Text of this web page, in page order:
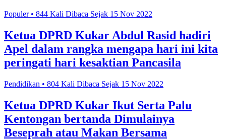
Populer • 844 Kali Dibaca Sejak 15 Nov 2022
Ketua DPRD Kukar Abdul Rasid hadiri
Apel dalam rangka mengapa hari ini kita
peringati hari kesaktian Pancasila
Pendidikan • 804 Kali Dibaca Sejak 15 Nov 2022
Ketua DPRD Kukar Ikut Serta Palu
Kentongan bertanda Dimulainya
Beseprah atau Makan Bersama